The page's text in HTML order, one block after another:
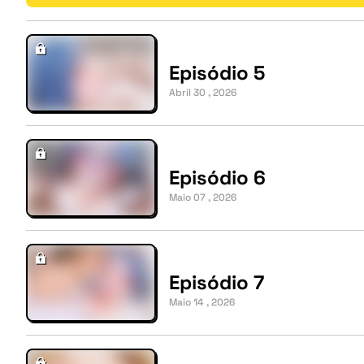
Episódio 5
Abril 30 , 2026
Episódio 6
Maio 07 , 2026
Episódio 7
Maio 14 , 2026